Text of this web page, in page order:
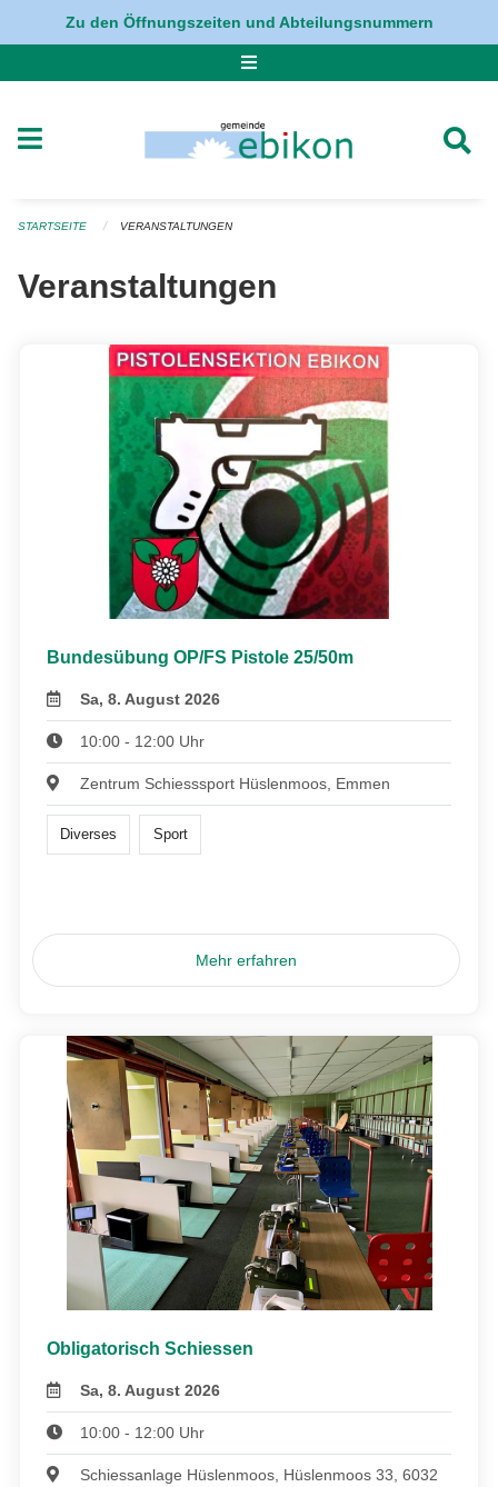
Navigation überspringen
Zu den Öffnungszeiten und Abteilungsnummern
STARTSEITE VERANSTALTUNGEN
Veranstaltungen
Bundesübung OP/FS Pistole 25/50m
Sa, 8. August 2026
10:00 - 12:00 Uhr
Zentrum Schiesssport Hüslenmoos, Emmen
Diverses Sport
Mehr erfahren
Obligatorisch Schiessen
Sa, 8. August 2026
10:00 - 12:00 Uhr
Schiessanlage Hüslenmoos, Hüslenmoos 33, 6032